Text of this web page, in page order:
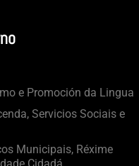
e Promoción da Lingua
Servicios Sociais e
Municipais, Réxime